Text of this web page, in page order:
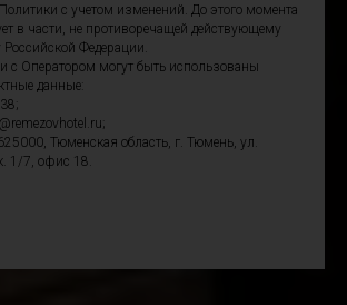
с учетом изменений. До этого момента
в части, не противоречащей действующему
Российской Федерации.
с Оператором могут быть использованы
данные:
Тюменская область, г. Тюмень, ул.
1/7, офис 18.